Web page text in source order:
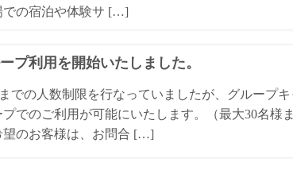
での宿泊や体験サ […]
プ利用を開始いたしました。
での人数制限を行なっていましたが、グループ
でのご利用が可能にいたします。（最大30名様
望のお客様は、お問合 […]